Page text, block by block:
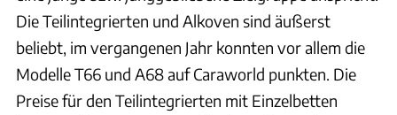
Die Teilintegrierten und Alkoven sind äußerst
beliebt, im vergangenen Jahr konnten vor allem die
Modelle T66 und A68 auf Caraworld punkten. Die
Preise für den Teilintegrierten mit Einzelbetten